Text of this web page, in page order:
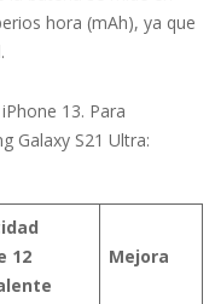
hora (mAh), ya que
13. Para
Galaxy S21 Ultra:
12
Mejora